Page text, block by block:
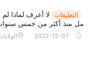
ادعاءات بشأن ممارسات غير
بالعمل كنظام هرمي،
المشكوك فيها التي يمكن أن
التعليقات
لا أعرف لماذا
مل منذ أكثر من خمس
2022-12-07